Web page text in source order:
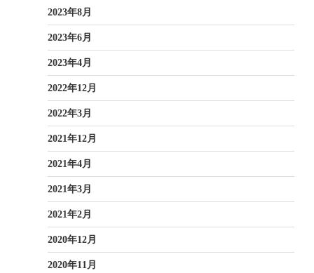
2023年8月
2023年6月
2023年4月
2022年12月
2022年3月
2021年12月
2021年4月
2021年3月
2021年2月
2020年12月
2020年11月